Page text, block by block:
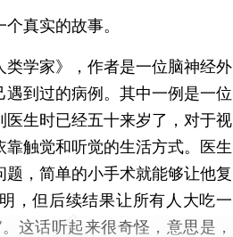
真实的故事。
学家》，作者是一位脑神经外
到过的病例。其中一例是一位
生时已经五十来岁了，对于视
触觉和听觉的生活方式。医生
，简单的小手术就能够让他复
，但后续结果让所有人大吃一
这话听起来很奇怪，意思是，